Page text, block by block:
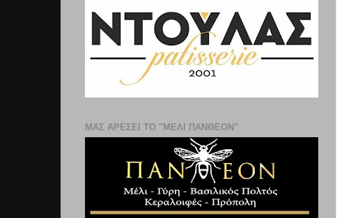
ΜΑΣ ΑΡΕΣΕΙ ΤΟ "ΜΕΛΙ ΠΑΝΘΕΟΝ"